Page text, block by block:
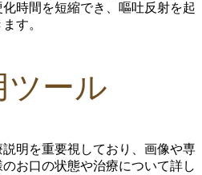
時間を短縮でき、 嘔吐反射を起
す。
ツール
明を重要視しており、画像や専
お口の状態や治療について詳し